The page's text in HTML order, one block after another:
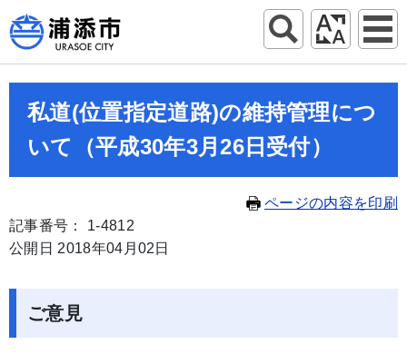
私道(位置指定道路)の維持管理につ
いて（平成30年3月26日受付）
ページの内容を印刷
記事番号： 1-4812
公開日 2018年04月02日
ご意見